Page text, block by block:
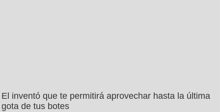
El inventó que te permitirá aprovechar hasta la última
gota de tus botes